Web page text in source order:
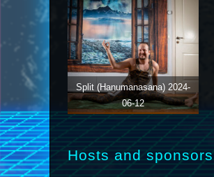
Split (Hanumanasana)2024-
06-12
Hosts and sponsors